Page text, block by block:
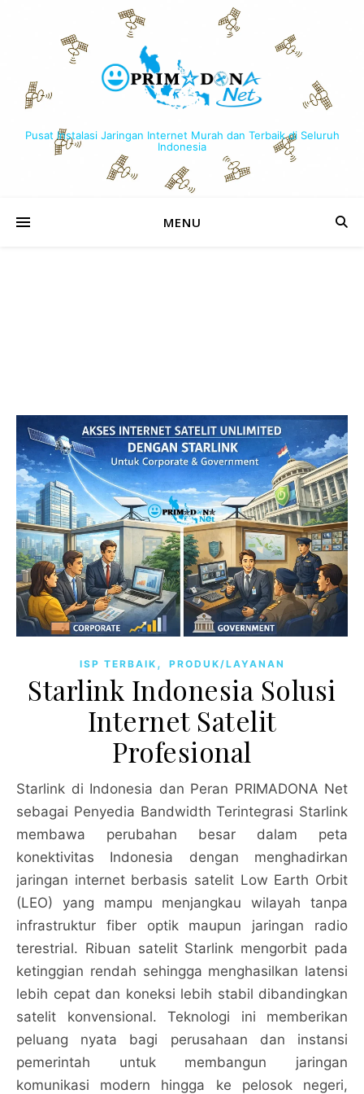
Pusat Instalasi Jaringan Internet Murah dan Terbaik di Seluruh
Indonesia
MENU
ISP TERBAIK , PRODUK/LAYANAN
Starlink Indonesia Solusi
Internet Satelit
Profesional
Starlink di Indonesia dan Peran PRIMADONA Net
sebagai Penyedia Bandwidth Terintegrasi Starlink
membawa perubahan besar dalam peta
konektivitas Indonesia dengan menghadirkan
jaringan internet berbasis satelit Low Earth Orbit
(LEO) yang mampu menjangkau wilayah tanpa
infrastruktur fiber optik maupun jaringan radio
terestrial. Ribuan satelit Starlink mengorbit pada
ketinggian rendah sehingga menghasilkan latensi
lebih cepat dan koneksi lebih stabil dibandingkan
satelit konvensional. Teknologi ini memberikan
peluang nyata bagi perusahaan dan instansi
pemerintah untuk membangun jaringan
komunikasi modern hingga ke pelosok negeri,